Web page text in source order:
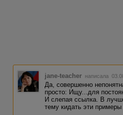
jane-teacher написала
Да, совершенно
просто: Ищу...для
И слепая ссылка. В
тему кидать эти